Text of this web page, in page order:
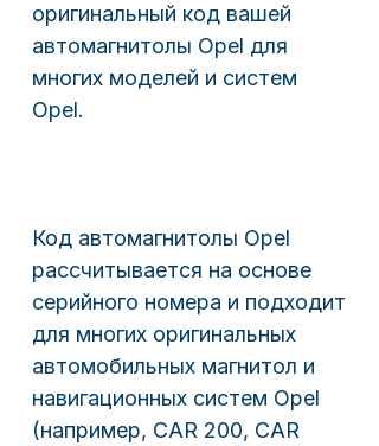
оригинальный код вашей
автомагнитолы Opel для
многих моделей и систем
Opel.
Код автомагнитолы Opel
рассчитывается на основе
серийного номера и подходит
для многих оригинальных
автомобильных магнитол и
навигационных систем Opel
(например, CAR 200, CAR